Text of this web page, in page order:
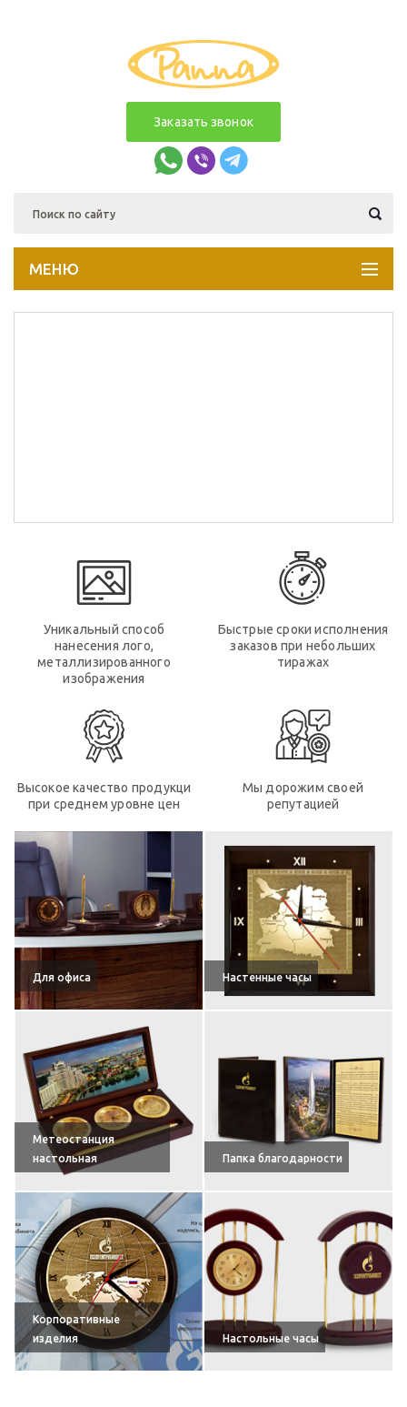
Заказать звонок
МЕНЮ
Уникальный способ
нанесения лого,
металлизированного
изображения
Быстрые сроки исполнения
заказов при небольших
тиражах
Высокое качество продукци
при среднем уровне цен
Мы дорожим своей
репутацией
Для офиса Настенные часы
Метеостанция
настольная
Папка благодарности
Корпоративные
изделия
Настольные часы